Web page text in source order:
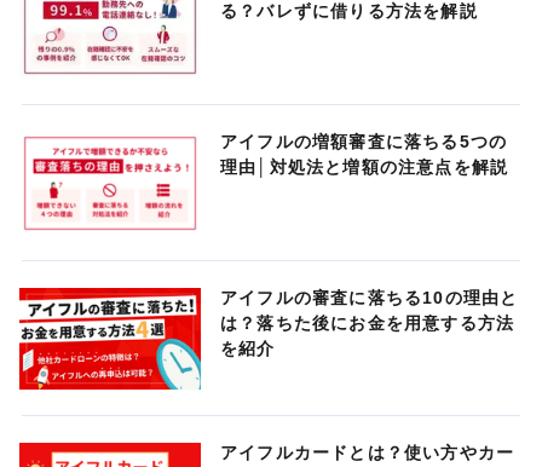
る？バレずに借りる方法を解説
アイフルの増額審査に落ちる5つの
理由│対処法と増額の注意点を解説
アイフルの審査に落ちる10の理由と
は？落ちた後にお金を用意する方法
を紹介
アイフルカードとは？使い方やカー